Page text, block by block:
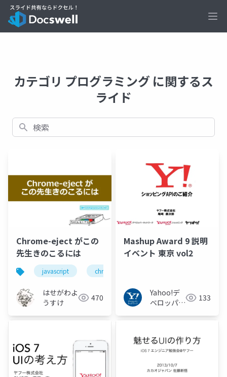
カテゴリ プログラミング に関するス
ライド
検索
Chrome-eject がこの
先生きのこるには
javascript chrome
はせがわよ
うすけ
470
Mashup Award 9 説明
イベント 東京 vol2
Yahoo!デ
ベロッパー
133